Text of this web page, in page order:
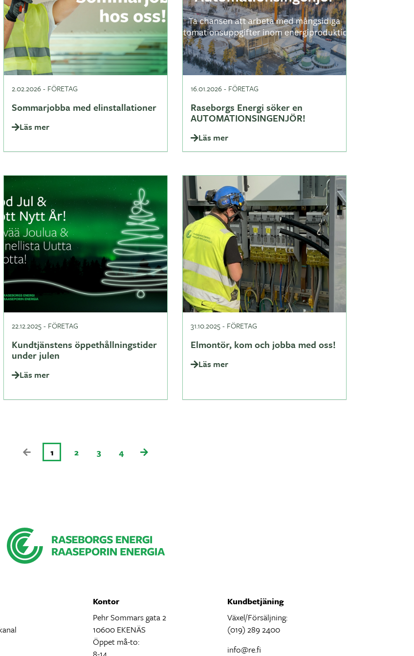
2.02.2026- FÖRETAG
Sommarjobba med elinstallationer
Läs mer
16.01.2026- FÖRETAG
Raseborgs Energi söker en
AUTOMATIONSINGENJÖR!
Läs mer
22.12.2025- FÖRETAG
Kundtjänstens öppethållningstider
under julen
Läs mer
31.10.2025- FÖRETAG
Elmontör, kom och jobba med oss!
Läs mer
1 2 3 4
Kontor
Pehr Sommars gata 2
10600 EKENÄS
Öppet må-to:
Kundbetjäning
Växel/Försäljning:
(019) 289 2400
info@re.fi